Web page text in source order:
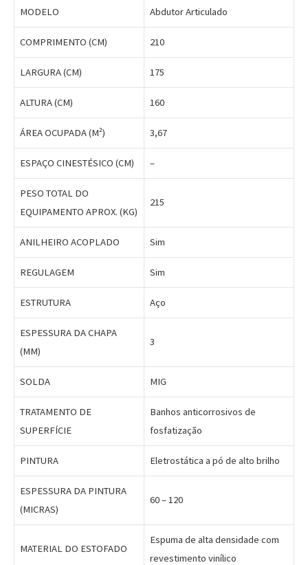
MODELO Abdutor Articulado
COMPRIMENTO (CM) 210
LARGURA (CM) 175
ALTURA (CM) 160
ÁREA OCUPADA (M²) 3,67
ESPAÇO CINESTÉSICO (CM) –
PESO TOTAL DO
EQUIPAMENTO APROX. (KG)
215
ANILHEIRO ACOPLADO Sim
REGULAGEM Sim
ESTRUTURA Aço
ESPESSURA DA CHAPA
(MM)
3
SOLDA MIG
TRATAMENTO DE
SUPERFÍCIE
Banhos anticorrosivos de
fosfatização
PINTURA Eletrostática a pó de alto brilho
ESPESSURA DA PINTURA
(MICRAS)
60 – 120
MATERIAL DO ESTOFADO
Espuma de alta densidade com
revestimento vinílico